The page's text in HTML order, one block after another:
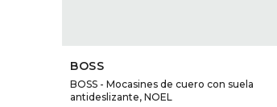
BOSS
BOSS - Mocasines de cuero con suela
antideslizante, NOEL